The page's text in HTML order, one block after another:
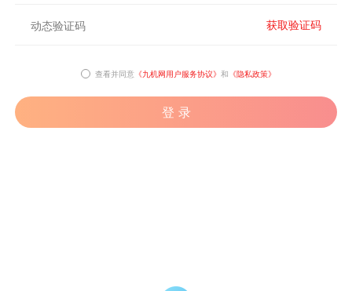
获取验证码
查看并同意 《九机网用户服务协议》 和 《隐私政策》
登 录